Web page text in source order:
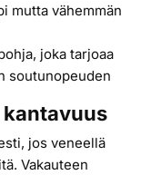
mutta vähemmän
joka tarjoaa
soutunopeuden
kantavuus
jos veneellä
Vakauteen